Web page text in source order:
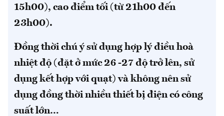
15h00), cao điểm tối (từ 21h00 đến
23h00).
Đồng thời chú ý sử dụng hợp lý điều hoà
nhiệt độ (đặt ở mức 26 -27 độ trở lên, sử
dụng kết hợp với quạt) và không nên sử
dụng đồng thời nhiều thiết bị điện có công
suất lớn…